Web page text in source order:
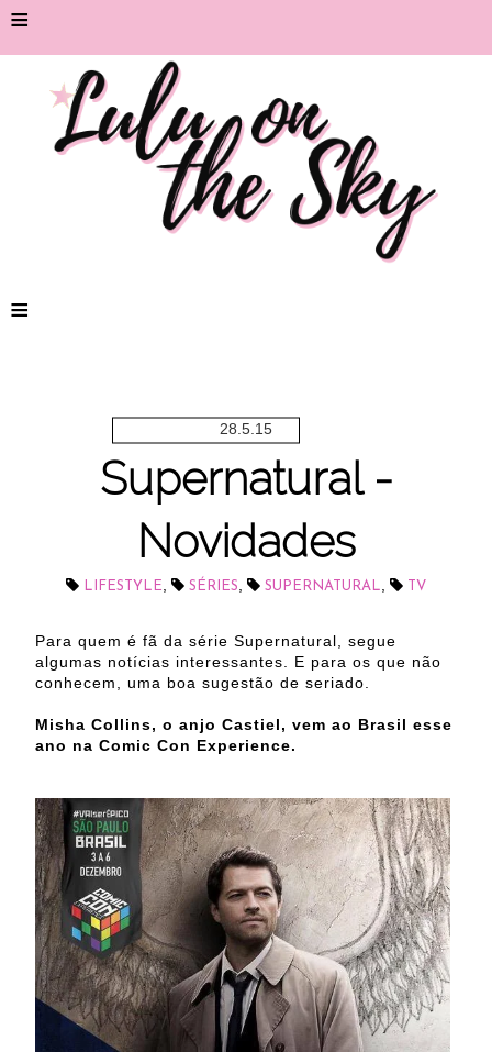
≡
≡
28.5.15
Supernatural -
Novidades
LIFESTYLE, SÉRIES, SUPERNATURAL, TV
Para quem é fã da série Supernatural, segue
algumas notícias interessantes. E para os que não
conhecem, uma boa sugestão de seriado.
Misha Collins, o anjo Castiel, vem ao Brasil esse
ano na Comic Con Experience.